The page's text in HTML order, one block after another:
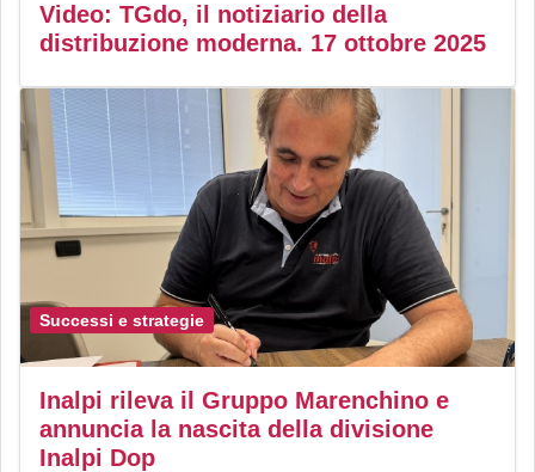
Video: TGdo, il notiziario della
distribuzione moderna. 17 ottobre 2025
Successi e strategie
Inalpi rileva il Gruppo Marenchino e
annuncia la nascita della divisione
Inalpi Dop